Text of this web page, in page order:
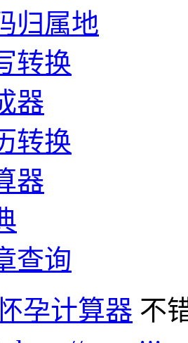
归属地
转换
器
转换
器
查询
孕计算器 不